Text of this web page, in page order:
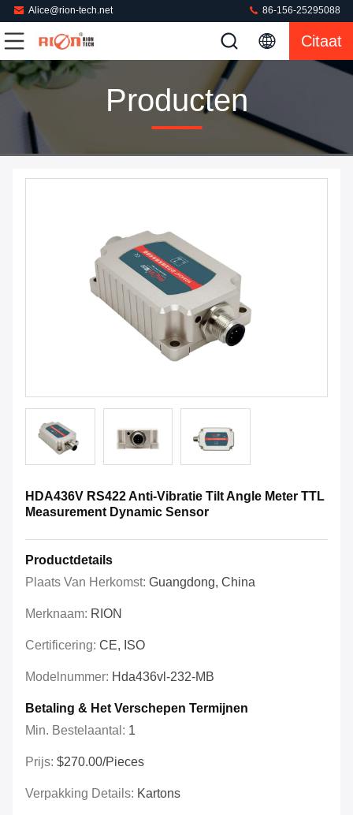
Alice@rion-tech.net 86-156-25295088
Citaat
Producten
HDA436V RS422 Anti-Vibratie Tilt Angle Meter TTL
Measurement Dynamic Sensor
Productdetails
Plaats Van Herkomst: Guangdong, China
Merknaam: RION
Certificering: CE, ISO
Modelnummer: Hda436vl-232-MB
Betaling & Het Verschepen Termijnen
Min. Bestelaantal: 1
Prijs: $270.00/Pieces
Verpakking Details: Kartons